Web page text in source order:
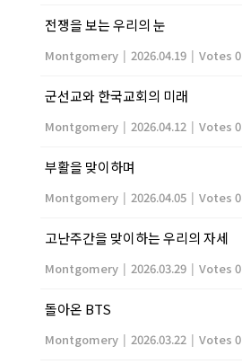
전쟁을 보는 우리의 눈
Montgomery | 2026.04.19 | Votes 0
군선교와 한국교회의 미래
Montgomery | 2026.04.12 | Votes 0
부활을 맞이하며
Montgomery | 2026.04.05 | Votes 0
고난주간을 맞이하는 우리의 자세
Montgomery | 2026.03.29 | Votes 0
돌아온 BTS
Montgomery | 2026.03.22 | Votes 0